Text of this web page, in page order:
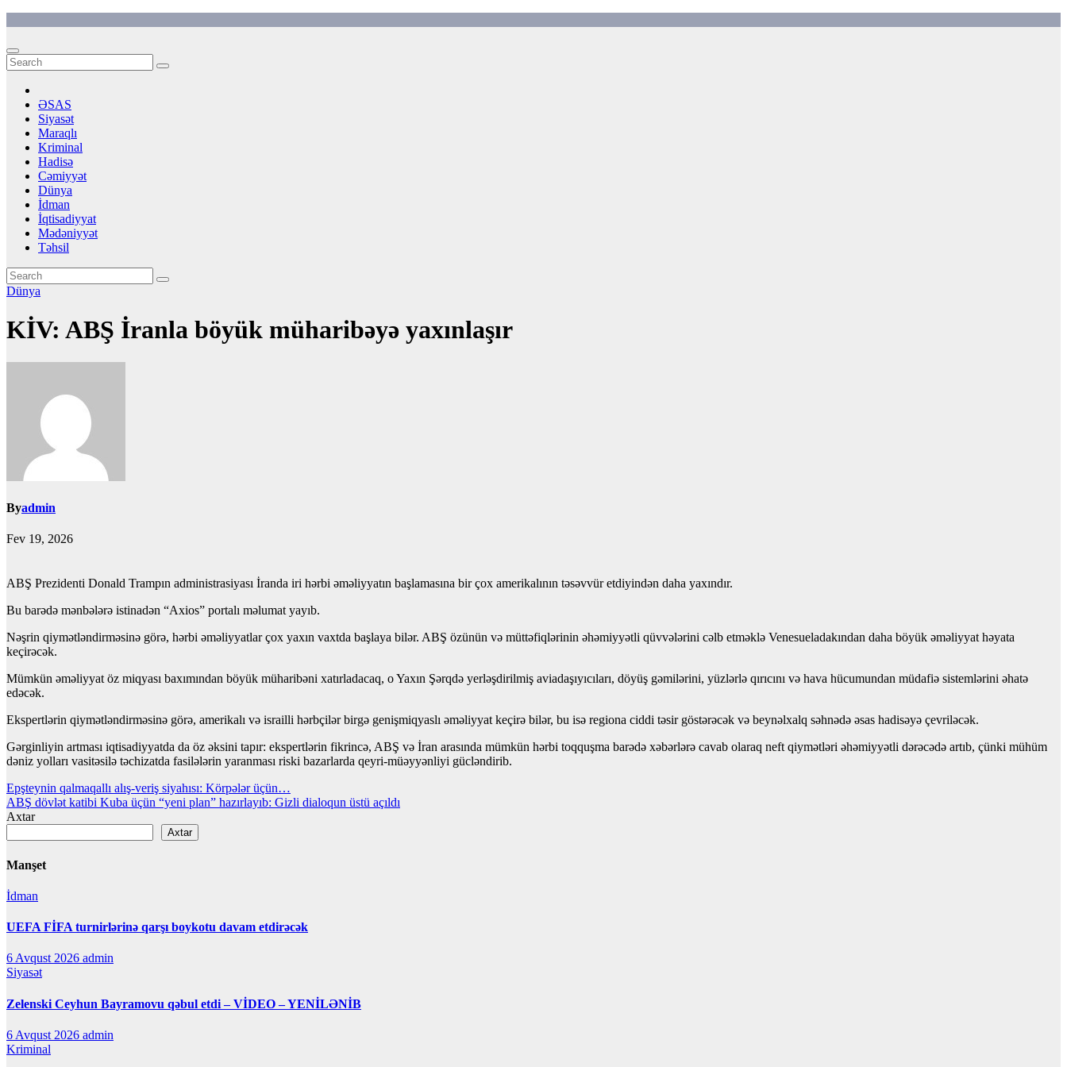
content
ƏSAS
Siyasət
Maraqlı
Kriminal
Hadisə
Cəmiyyət
Dünya
İdman
İqtisadiyyat
Mədəniyyət
Təhsil
Dünya
KİV: ABŞ İranla böyük müharibəyə yaxınlaşır
Byadmin
Fev 19, 2026
ABŞ Prezidenti Donald Trampın administrasiyası İranda iri hərbi əməliyyatın başlamasına bir çox amerikalının təsəvvür etdiyindən daha yaxındır.
Bu barədə mənbələrə istinadən “Axios” portalı məlumat yayıb.
Nəşrin qiymətləndirməsinə görə, hərbi əməliyyatlar çox yaxın vaxtda başlaya bilər. ABŞ özünün və müttəfiqlərinin əhəmiyyətli qüvvələrini cəlb etməklə Venesueladakından daha böyük əməliyyat həyata
keçirəcək.
Mümkün əməliyyat öz miqyası baxımından böyük müharibəni xatırladacaq, o Yaxın Şərqdə yerləşdirilmiş aviadaşıyıcıları, döyüş gəmilərini, yüzlərlə qırıcını və hava hücumundan müdafiə sistemlərini əhatə
edəcək.
Ekspertlərin qiymətləndirməsinə görə, amerikalı və israilli hərbçilər birgə genişmiqyaslı əməliyyat keçirə bilər, bu isə regiona ciddi təsir göstərəcək və beynəlxalq səhnədə əsas hadisəyə çevriləcək.
Gərginliyin artması iqtisadiyyatda da öz əksini tapır: ekspertlərin fikrincə, ABŞ və İran arasında mümkün hərbi toqquşma barədə xəbərlərə cavab olaraq neft qiymətləri əhəmiyyətli dərəcədə artıb, çünki mühüm
dəniz yolları vasitəsilə təchizatda fasilələrin yaranması riski bazarlarda qeyri-müəyyənliyi gücləndirib.
Yazı
naviqasiyası
Epşteynin qalmaqallı alış-veriş siyahısı: Körpələr üçün…
ABŞ dövlət katibi Kuba üçün “yeni plan” hazırlayıb: Gizli dialoqun üstü açıldı
Axtar
Axtar
Manşet
İdman
UEFA FİFA turnirlərinə qarşı boykotu davam etdirəcək
6 Avqust 2026 admin
Siyasət
Zelenski Ceyhun Bayramovu qəbul etdi – VİDEO – YENİLƏNİB
6 Avqust 2026 admin
Kriminal